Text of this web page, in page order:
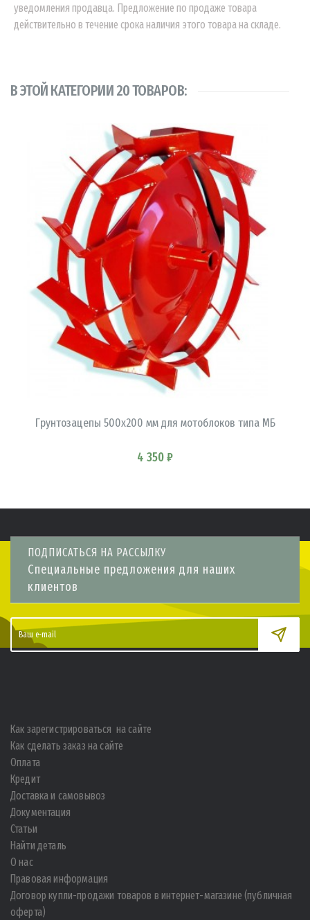
уведомления продавца. Предложение по продаже товара
действительно в течение срока наличия этого товара на складе.
В ЭТОЙ КАТЕГОРИИ 20 ТОВАРОВ:
Грунтозацепы 500x200 мм для мотоблоков типа МБ
4 350 ₽
В КОРЗИНУ
ПОДПИСАТЬСЯ НА РАССЫЛКУ
Специальные предложения для наших
клиентов
Как зарегистрироваться на сайте
Как сделать заказ на сайте
Оплата
Кредит
Доставка и самовывоз
Документация
Статьи
Найти деталь
О нас
Правовая информация
Договор купли-продажи товаров в интернет-магазине (публичная
оферта)